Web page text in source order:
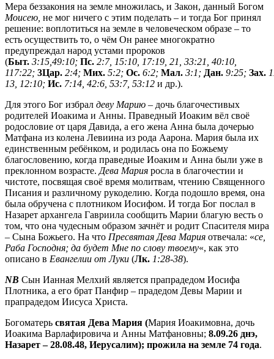
Мера беззакония на земле множилась, и Закон, данный Богом
Моисею, не мог ничего с этим поделать – и тогда Бог принял
решение: воплотиться на земле в человеческом образе – то
есть осуществить то, о чём Он ранее многократно
предупреждал народ устами пророков
(Быт. 3:15,49:10; Пс. 2:7, 15:10, 17:19, 21, 33:21, 40:10,
117:22; 3Цар. 2:4; Мих. 5:2; Ос. 6:2; Мал. 3:1; Дан. 9:25; Зах.
13, 12:10; Ис. 7:14, 42:6, 53:7, 53:12 и др.).
Для этого Бог избрал деву Марию – дочь благочестивых
родителей Иоакима и Анны. Праведный Иоаким вёл своё
родословие от царя Давида, а его жена Анна была дочерью
Матфана из колена Левиина из рода Аарона. Мария была их
единственным ребёнком, и родилась она по Божьему
благословению, когда праведные Иоаким и Анна были уже в
преклонном возрасте. Дева Мария росла в благочестии и
чистоте, посвящая своё время молитвам, чтению Священного
Писания и различному рукоделию. Когда подошло время, она
была обручена с плотником Иосифом. И тогда Бог послал в
Назарет архангела Гавриила сообщить Марии благую весть о
том, что она чудесным образом зачнёт и родит Спасителя мира
– Сына Божьего. На что Пресвятая Дева Мария отвечала: «се,
Раба Господня; да будет Мне по слову твоему«, как это
описано в Евангелии от Луки (Лк. 1:28-38).
NB Сын Ианная Мелхий является прапрадедом Иосифа
Плотника, а его брат Панфир – прадедом Девы Марии и
прапрадедом Иисуса Христа.
Богоматерь святая Дева Мария (Мария Иоакимовна, дочь
Иоакима Варлафировича и Анны Матфановны; 8.09.26 днэ,
Назарет – 28.08.48, Иерусалим); прожила на земле 74 года.